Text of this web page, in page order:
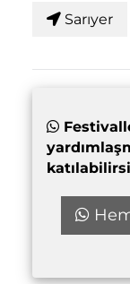
Sarıyer